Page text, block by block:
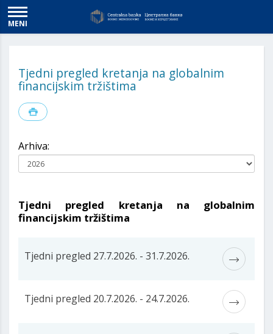
MENI
Tjedni pregled kretanja na globalnim
financijskim tržištima
Arhiva:
Tjedni pregled kretanja na globalnim
financijskim tržištima
Tjedni pregled 27.7.2026. - 31.7.2026.
Tjedni pregled 20.7.2026. - 24.7.2026.